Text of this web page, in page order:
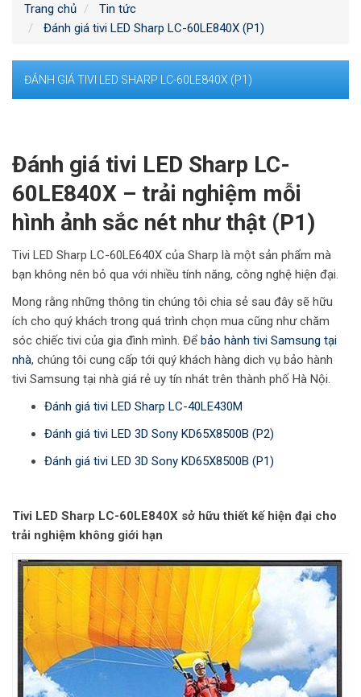
Trang chủ
Tin tức
Đánh giá tivi LED Sharp LC-60LE840X (P1)
ĐÁNH GIÁ TIVI LED SHARP LC-60LE840X (P1)
Đánh giá tivi LED Sharp LC-
60LE840X – trải nghiệm mỗi
hình ảnh sắc nét như thật (P1)
Tivi LED Sharp LC-60LE640X của Sharp là một sản phẩm mà
bạn không nên bỏ qua với nhiều tính năng, công nghệ hiện đại.
Mong rằng những thông tin chúng tôi chia sẻ sau đây sẽ hữu
ích cho quý khách trong quá trình chọn mua cũng như chăm
sóc chiếc tivi của gia đình mình. Để bảo hành tivi Samsung tại
nhà, chúng tôi cung cấp tới quý khách hàng dich vụ bảo hành
tivi Samsung tại nhà giá rẻ uy tín nhát trên thành phố Hà Nội.
Đánh giá tivi LED Sharp LC-40LE430M
Đánh giá tivi LED 3D Sony KD65X8500B (P2)
Đánh giá tivi LED 3D Sony KD65X8500B (P1)
Tivi LED Sharp LC-60LE840X sở hữu thiết kế hiện đại cho
trải nghiệm không giới hạn